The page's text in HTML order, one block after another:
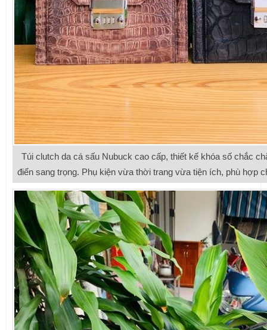
Túi clutch da cá sấu Nubuck cao cấp, thiết kế khóa số chắc
điển sang trọng. Phụ kiện vừa thời trang vừa tiện ích, phù hợp